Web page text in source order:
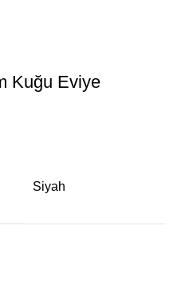
Kuğu Eviye
Siyah